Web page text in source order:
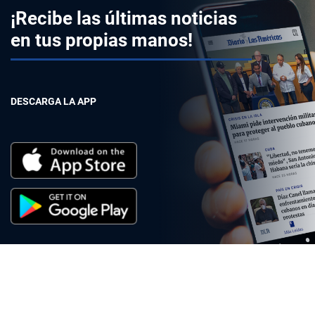
¡Recibe las últimas noticias
en tus propias manos!
DESCARGA LA APP